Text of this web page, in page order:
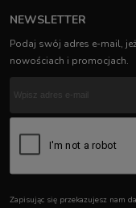
NEWSLETTER
Podaj swój adres e-mail,
nowościach i promocjach.
Zapisując się przekazujesz nam